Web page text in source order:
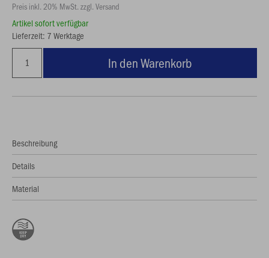
Preis inkl. 20% MwSt. zzgl. Versand
Artikel sofort verfügbar
Lieferzeit: 7 Werktage
In den Warenkorb
Beschreibung
Details
Material